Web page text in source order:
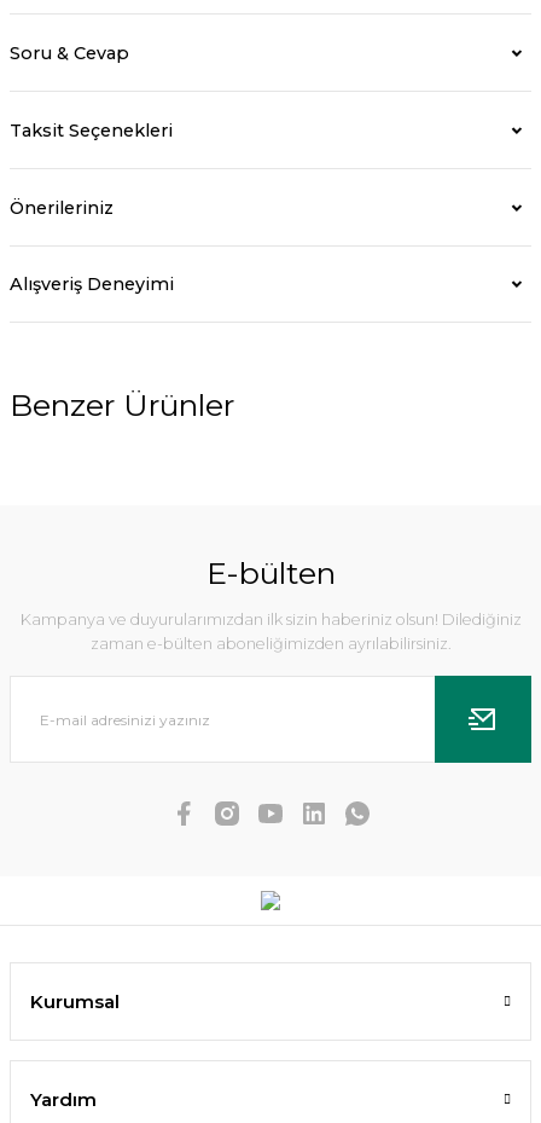
Soru & Cevap
Taksit Seçenekleri
Önerileriniz
Alışveriş Deneyimi
Benzer Ürünler
E-bülten
Kampanya ve duyurularımızdan ilk sizin haberiniz olsun! Dilediğiniz
zaman e-bülten aboneliğimizden ayrılabilirsiniz.
Kurumsal
Yardım